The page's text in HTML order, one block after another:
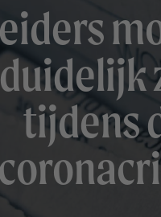
tijdens